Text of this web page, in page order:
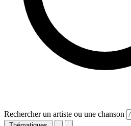
Rechercher un artiste ou une chanson